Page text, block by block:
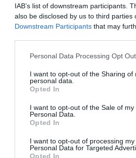
IAB’s list of downstream participants.
also be disclosed by us to third parties
Downstream Participants that may
Personal Data Processing Opt
I want to opt-out of the Sharing of
personal data.
Opted In
I want to opt-out of the Sale of my
Personal Data.
Opted In
I want to opt-out of processing my
Personal Data for Targeted
Opted In
Όλα τα